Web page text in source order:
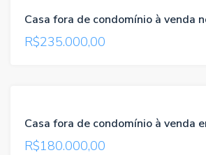
TROCA
R$235.000,00
TROCA
R$180.000,00